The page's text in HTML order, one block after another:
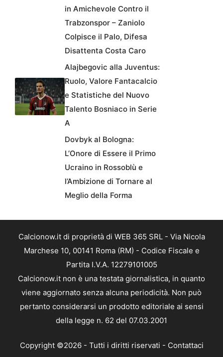
in Amichevole Contro il
Trabzonspor – Zaniolo
Colpisce il Palo, Difesa
Disattenta Costa Caro
Alajbegovic alla Juventus:
Ruolo, Valore Fantacalcio
e Statistiche del Nuovo
Talento Bosniaco in Serie
A
Dovbyk al Bologna:
L’Onore di Essere il Primo
Ucraino in Rossoblù e
l’Ambizione di Tornare al
Meglio della Forma
Calcionow.it di proprietà di WEB 365 SRL - Via Nicola
Marchese 10, 00141 Roma (RM) - Codice Fiscale e
Partita I.V.A. 12279101005
Calcionow.it non è una testata giornalistica, in quanto
viene aggiornato senza alcuna periodicità. Non può
pertanto considerarsi un prodotto editoriale ai sensi
della legge n. 62 del 07.03.2001
Copyright ©2026 - Tutti i diritti riservati - Contattaci